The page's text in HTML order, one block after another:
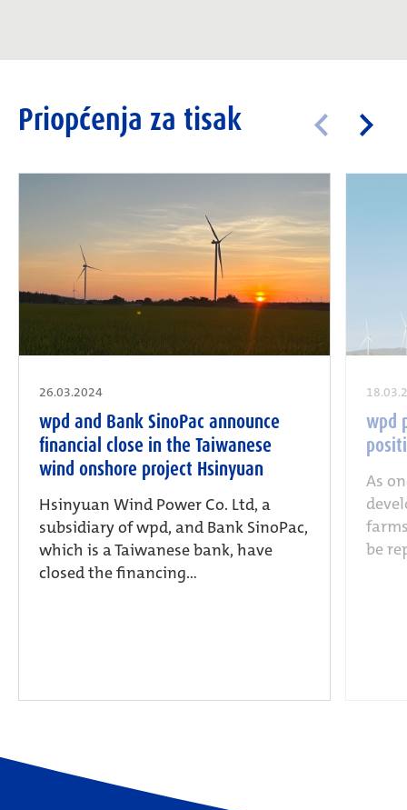
Priopćenja za tisak
26.03.2024
wpd and Bank SinoPac announce
financial close in the Taiwanese
wind onshore project Hsinyuan
Hsinyuan Wind Power Co. Ltd, a
subsidiary of wpd, and Bank SinoPac,
which is a Taiwanese bank, have
closed the financing...
wpd
As
be